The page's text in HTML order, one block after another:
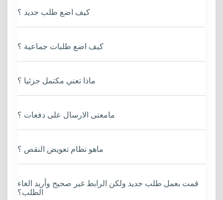
كيف اضع طلب جديد ؟
كيف اضع طلبات جماعية ؟
ماذا تعني مكتمل جزئيا ؟
مامعنى الارسال على دفعات ؟
ماهو نظام تعويض النقص ؟
قمت بعمل طلب جديد ولكن الرابط غير صحيح وأريد الغاء
الطلب؟